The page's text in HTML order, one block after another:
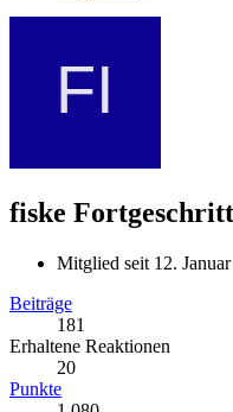
fiske
Mitglied seit 12.
Beiträge
181
Erhaltene Reaktionen
20
Punkte